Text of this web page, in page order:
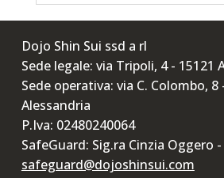
Dojo Shin Sui ssd a rl
Sede legale: via Tripoli, 4 - 15121
Sede operativa: via C. Colombo, 8
Alessandria
P.Iva: 02480240064
SafeGuard: Sig.ra Cinzia Oggero -
safeguard@dojoshinsui.com